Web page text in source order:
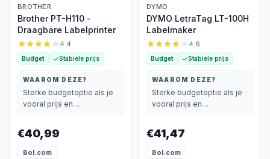
BROTHER
Brother PT-H110 -
Draagbare Labelprinter
4.4
Budget Stabiele prijs
WAAROM DEZE?
Sterke budgetoptie als je
vooral prijs en
€40,99
Bol.com
DYMO
DYMO LetraTag LT-100H
Labelmaker
4.6
Budget Stabiele prijs
WAAROM DEZE?
Sterke budgetoptie als je
vooral prijs en
€41,47
Bol.com